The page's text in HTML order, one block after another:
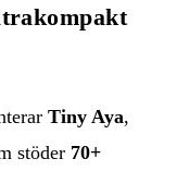
Tiny Aya,
stöder 70+